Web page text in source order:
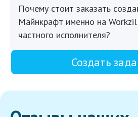
Почему стоит заказать
Майнкрафт именно на
частного исполнителя?
Создать